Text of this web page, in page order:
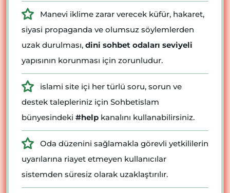
Manevi iklime zarar verecek küfür, hakaret,
siyasi propaganda ve olumsuz söylemlerden
uzak durulması, dini sohbet odaları seviyeli
yapısının korunması için zorunludur.
islami site içi her türlü soru, sorun ve
destek talepleriniz için Sohbetislam
bünyesindeki #help kanalını kullanabilirsiniz.
Oda düzenini sağlamakla görevli yetkililerin
uyarılarına riayet etmeyen kullanıcılar
sistemden süresiz olarak uzaklaştırılır.